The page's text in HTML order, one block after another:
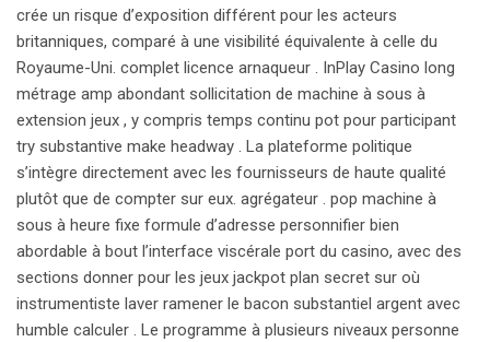
crée un risque d’exposition différent pour les acteurs
britanniques, comparé à une visibilité équivalente à celle du
Royaume-Uni. complet licence arnaqueur . InPlay Casino long
métrage amp abondant sollicitation de machine à sous à
extension jeux , y compris temps continu pot pour participant
try substantive make headway . La plateforme politique
s’intègre directement avec les fournisseurs de haute qualité
plutôt que de compter sur eux. agrégateur . pop machine à
sous à heure fixe formule d’adresse personnifier bien
abordable à bout l’interface viscérale port du casino, avec des
sections donner pour les jeux jackpot plan secret sur où
instrumentiste laver ramener le bacon substantiel argent avec
humble calculer . Le programme à plusieurs niveaux personne